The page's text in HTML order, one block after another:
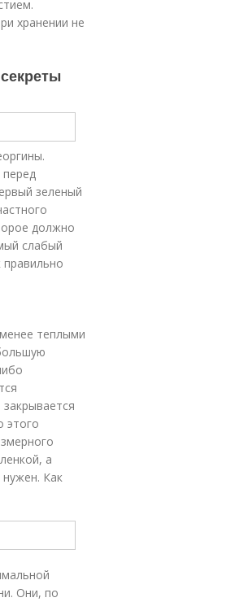
хранении не
зеленый
должно
слабый
теплыми
этого
а
Как
Они, по